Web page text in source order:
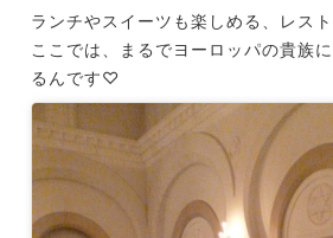
ランチやスイーツも楽しめる、レスト
ここでは、まるでヨーロッパの貴族
るんです♡